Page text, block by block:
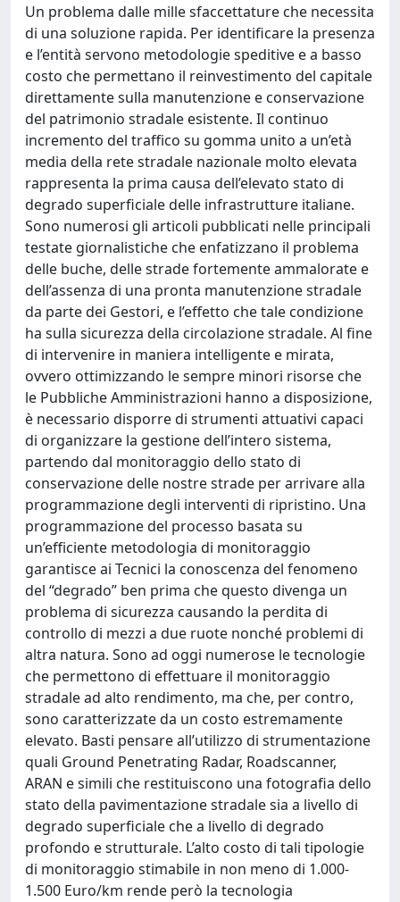
Un problema dalle mille sfaccettature che necessita
di una soluzione rapida. Per identificare la presenza
e l’entità servono metodologie speditive e a basso
costo che permettano il reinvestimento del capitale
direttamente sulla manutenzione e conservazione
del patrimonio stradale esistente. Il continuo
incremento del traffico su gomma unito a un’età
media della rete stradale nazionale molto elevata
rappresenta la prima causa dell’elevato stato di
degrado superficiale delle infrastrutture italiane.
Sono numerosi gli articoli pubblicati nelle principali
testate giornalistiche che enfatizzano il problema
delle buche, delle strade fortemente ammalorate e
dell’assenza di una pronta manutenzione stradale
da parte dei Gestori, e l’effetto che tale condizione
ha sulla sicurezza della circolazione stradale. Al fine
di intervenire in maniera intelligente e mirata,
ovvero ottimizzando le sempre minori risorse che
le Pubbliche Amministrazioni hanno a disposizione,
è necessario disporre di strumenti attuativi capaci
di organizzare la gestione dell’intero sistema,
partendo dal monitoraggio dello stato di
conservazione delle nostre strade per arrivare alla
programmazione degli interventi di ripristino. Una
programmazione del processo basata su
un’efficiente metodologia di monitoraggio
garantisce ai Tecnici la conoscenza del fenomeno
del “degrado” ben prima che questo divenga un
problema di sicurezza causando la perdita di
controllo di mezzi a due ruote nonché problemi di
altra natura. Sono ad oggi numerose le tecnologie
che permettono di effettuare il monitoraggio
stradale ad alto rendimento, ma che, per contro,
sono caratterizzate da un costo estremamente
elevato. Basti pensare all’utilizzo di strumentazione
quali Ground Penetrating Radar, Roadscanner,
ARAN e simili che restituiscono una fotografia dello
stato della pavimentazione stradale sia a livello di
degrado superficiale che a livello di degrado
profondo e strutturale. L’alto costo di tali tipologie
di monitoraggio stimabile in non meno di 1.000-
1.500 Euro/km rende però la tecnologia